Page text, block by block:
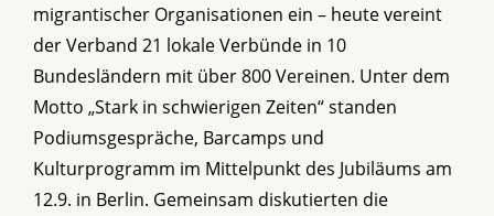
migrantischer Organisationen ein – heute vereint
der Verband 21 lokale Verbünde in 10
Bundesländern mit über 800 Vereinen. Unter dem
Motto „Stark in schwierigen Zeiten“ standen
Podiumsgespräche, Barcamps und
Kulturprogramm im Mittelpunkt des Jubiläums am
12.9. in Berlin. Gemeinsam diskutierten die